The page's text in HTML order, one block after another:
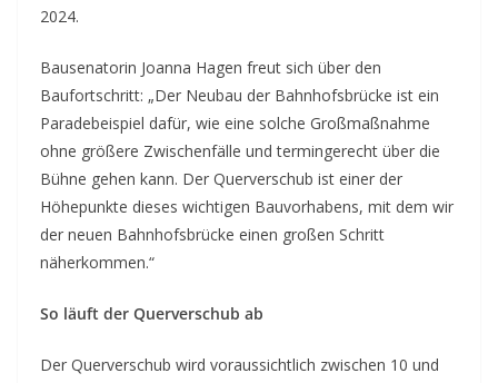
2024.
Bausenatorin Joanna Hagen freut sich über den
Baufortschritt: „Der Neubau der Bahnhofsbrücke ist ein
Paradebeispiel dafür, wie eine solche Großmaßnahme
ohne größere Zwischenfälle und termingerecht über die
Bühne gehen kann. Der Querverschub ist einer der
Höhepunkte dieses wichtigen Bauvorhabens, mit dem wir
der neuen Bahnhofsbrücke einen großen Schritt
näherkommen.“
So läuft der Querverschub ab
Der Querverschub wird voraussichtlich zwischen 10 und